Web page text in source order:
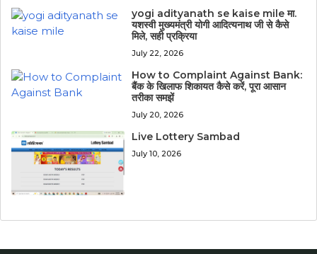
yogi adityanath se kaise mile मा.
यशस्वी मुख्यमंत्री योगी आदित्यनाथ जी से कैसे
मिले, सही प्रक्रिया
July 22, 2026
How to Complaint Against Bank:
बैंक के खिलाफ शिकायत कैसे करें, पूरा आसान
तरीका समझें
July 20, 2026
Live Lottery Sambad
July 10, 2026